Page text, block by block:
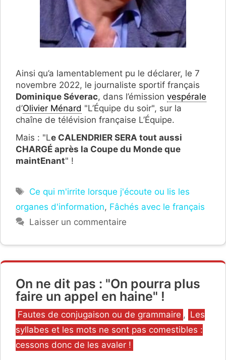
Ainsi qu’a lamentablement pu le déclarer, le 7
novembre 2022, le journaliste sportif français
Dominique Séverac, dans l’émission vespérale
d’Olivier Ménard "L’Équipe du soir", sur la
chaîne de télévision française L’Équipe.
Mais : "Le CALENDRIER SERA tout aussi
CHARGÉ après la Coupe du Monde que
maintEnant" !
Étiquettes
Ce qui m'irrite lorsque j'écoute ou lis les
organes d'information, Fâchés avec le français
Laisser un commentaire
On ne dit pas : "On pourra plus
faire un appel en haine" !
Catégories
Fautes de conjugaison ou de grammaire , Les
syllabes et les mots ne sont pas comestibles :
cessons donc de les avaler !